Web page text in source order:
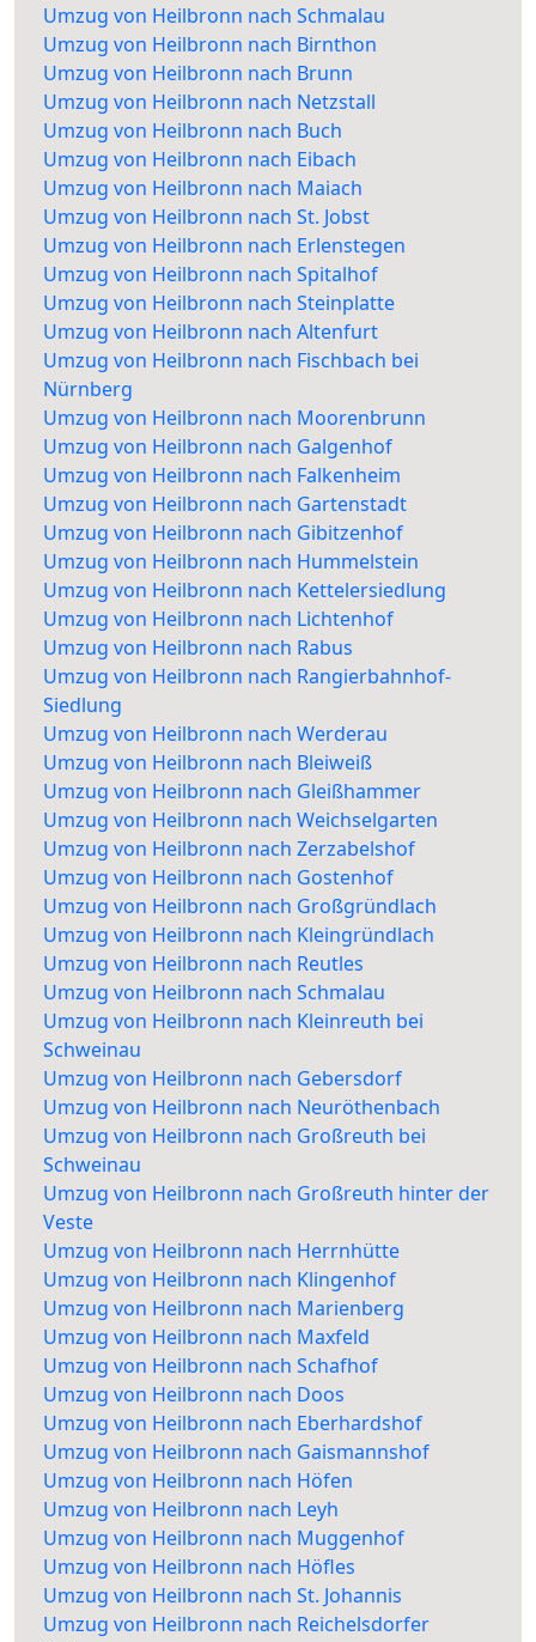
Umzug von Heilbronn nach Schmalau
Umzug von Heilbronn nach Birnthon
Umzug von Heilbronn nach Brunn
Umzug von Heilbronn nach Netzstall
Umzug von Heilbronn nach Buch
Umzug von Heilbronn nach Eibach
Umzug von Heilbronn nach Maiach
Umzug von Heilbronn nach St. Jobst
Umzug von Heilbronn nach Erlenstegen
Umzug von Heilbronn nach Spitalhof
Umzug von Heilbronn nach Steinplatte
Umzug von Heilbronn nach Altenfurt
Umzug von Heilbronn nach Fischbach bei
Nürnberg
Umzug von Heilbronn nach Moorenbrunn
Umzug von Heilbronn nach Galgenhof
Umzug von Heilbronn nach Falkenheim
Umzug von Heilbronn nach Gartenstadt
Umzug von Heilbronn nach Gibitzenhof
Umzug von Heilbronn nach Hummelstein
Umzug von Heilbronn nach Kettelersiedlung
Umzug von Heilbronn nach Lichtenhof
Umzug von Heilbronn nach Rabus
Umzug von Heilbronn nach Rangierbahnhof-
Siedlung
Umzug von Heilbronn nach Werderau
Umzug von Heilbronn nach Bleiweiß
Umzug von Heilbronn nach Gleißhammer
Umzug von Heilbronn nach Weichselgarten
Umzug von Heilbronn nach Zerzabelshof
Umzug von Heilbronn nach Gostenhof
Umzug von Heilbronn nach Großgründlach
Umzug von Heilbronn nach Kleingründlach
Umzug von Heilbronn nach Reutles
Umzug von Heilbronn nach Schmalau
Umzug von Heilbronn nach Kleinreuth bei
Schweinau
Umzug von Heilbronn nach Gebersdorf
Umzug von Heilbronn nach Neuröthenbach
Umzug von Heilbronn nach Großreuth bei
Schweinau
Umzug von Heilbronn nach Großreuth hinter der
Veste
Umzug von Heilbronn nach Herrnhütte
Umzug von Heilbronn nach Klingenhof
Umzug von Heilbronn nach Marienberg
Umzug von Heilbronn nach Maxfeld
Umzug von Heilbronn nach Schafhof
Umzug von Heilbronn nach Doos
Umzug von Heilbronn nach Eberhardshof
Umzug von Heilbronn nach Gaismannshof
Umzug von Heilbronn nach Höfen
Umzug von Heilbronn nach Leyh
Umzug von Heilbronn nach Muggenhof
Umzug von Heilbronn nach Höfles
Umzug von Heilbronn nach St. Johannis
Umzug von Heilbronn nach Reichelsdorfer